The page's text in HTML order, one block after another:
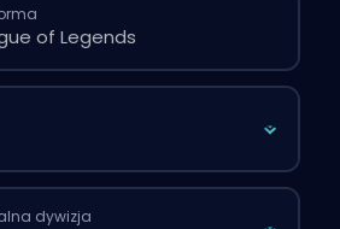
dywizja